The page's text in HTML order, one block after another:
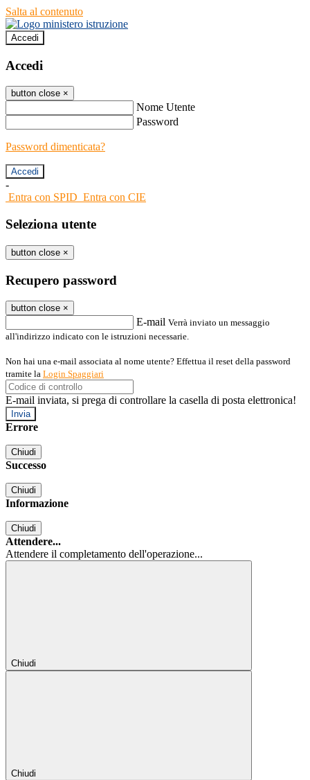
Salta al contenuto
Accedi
Accedi
button close ×
Nome Utente
Password
Password dimenticata?
-
Entra con SPID Entra con CIE
Seleziona utente
button close ×
Recupero password
button close ×
E-mail Verrà inviato un messaggio
all'indirizzo indicato con le istruzioni necessarie.
Non hai una e-mail associata al nome utente? Effettua il reset della password
tramite la Login Spaggiari
E-mail inviata, si prega di controllare la casella di posta elettronica!
Errore
Chiudi
Successo
Chiudi
Informazione
Chiudi
Attendere...
Attendere il completamento dell'operazione...
Chiudi
Chiudi